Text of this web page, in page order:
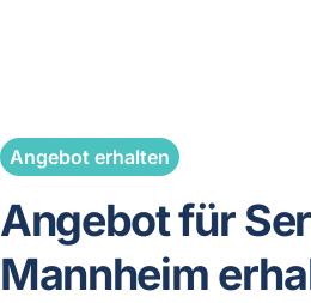
Angebot erhalten
Angebot für
Mannheim